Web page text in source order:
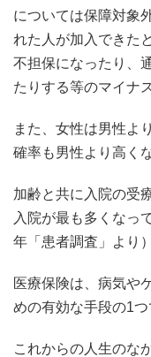
については保障対象
れた人が加入できた
不担保になったり、
たりする等のマイナ
また、女性は男性よ
確率も男性より高く
加齢と共に入院の受
入院が最も多くなっ
年「患者調査」より）
医療保険は、病気や
めの有効な手段の1つ
これからの人生のな